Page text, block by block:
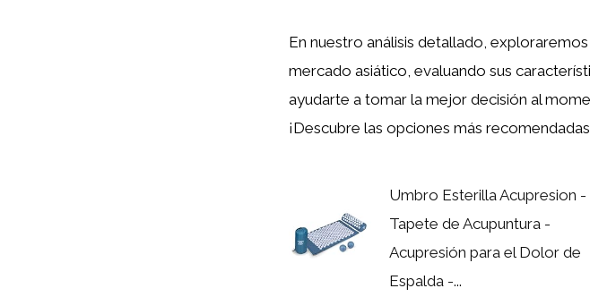
En nuestro análisis detallado,
mercado asiático, evaluando sus
ayudarte a tomar la mejor decisión al
¡Descubre las opciones más
Umbro Esterilla Acupresion -
Tapete de Acupuntura -
Acupresión para el Dolor de
Espalda -...